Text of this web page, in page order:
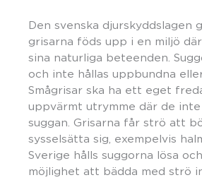
Den svenska djurskyddslagen
grisarna föds upp i en miljö
sina naturliga beteenden.
och inte hållas uppbundna
Smågrisar ska ha ett eget
uppvärmt utrymme där de
suggan. Grisarna får strö att
sysselsätta sig, exempelvis
Sverige hålls suggorna lösa
möjlighet att bädda med strö